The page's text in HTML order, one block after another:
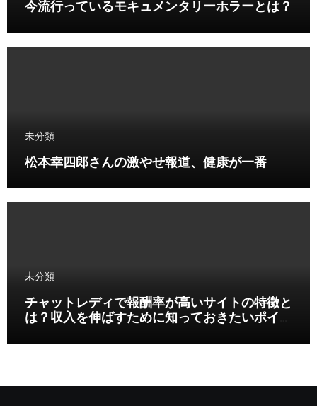
今流行っているモキュメンタリーホラーとは？
未分類
松本幸四郎さんの激やせ報道、健康が一番
未分類
チャットレディで報酬率が高いサイトの特徴と
は？収入を伸ばすために知っておきたいポイン